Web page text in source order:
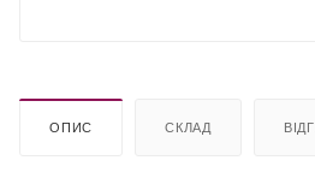
ОПИС СКЛАД